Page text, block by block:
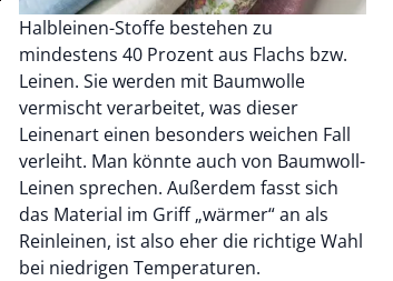
Halbleinen-Stoffe bestehen zu
mindestens 40 Prozent aus Flachs bzw.
Leinen. Sie werden mit Baumwolle
vermischt verarbeitet, was dieser
Leinenart einen besonders weichen Fall
verleiht. Man könnte auch von Baumwoll-
Leinen sprechen. Außerdem fasst sich
das Material im Griff „wärmer“ an als
Reinleinen, ist also eher die richtige Wahl
bei niedrigen Temperaturen.